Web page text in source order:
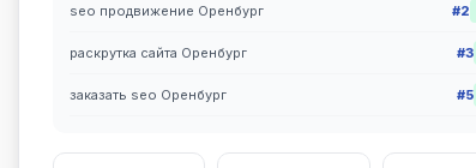
seo продвижение Оренбург #2
раскрутка сайта Оренбург #3
заказать seo Оренбург #5